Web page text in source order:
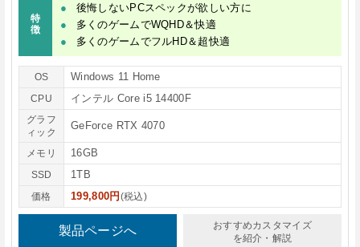
特
徴
後悔しないPCスペックが欲しい方に
多くのゲームでWQHD＆快適
多くのゲームでフルHD＆超快適
OS Windows 11 Home
CPU インテル Core i5 14400F
グラフ
ィック
GeForce RTX 4070
メモリ 16GB
SSD 1TB
価格 199,800円 (税込)
製品ページへ
おすすめカスタマイズ
を紹介・解説